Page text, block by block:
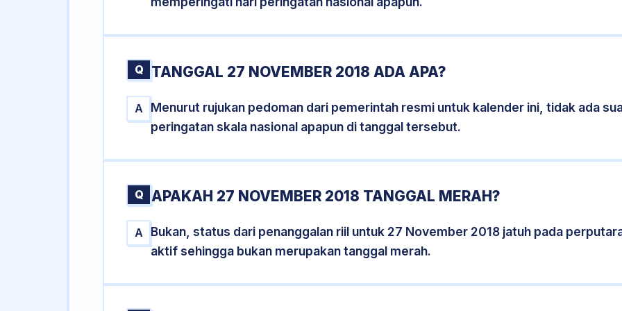
Q TANGGAL 27 NOVEMBER 2018 ADA APA?
A
Menurut rujukan pedoman dari pemerintah resmi untuk kalender ini, tidak ada
peringatan skala nasional apapun di tanggal tersebut.
Q APAKAH 27 NOVEMBER 2018 TANGGAL MERAH?
A
Bukan, status dari penanggalan riil untuk 27 November 2018 jatuh pada
aktif sehingga bukan merupakan tanggal merah.